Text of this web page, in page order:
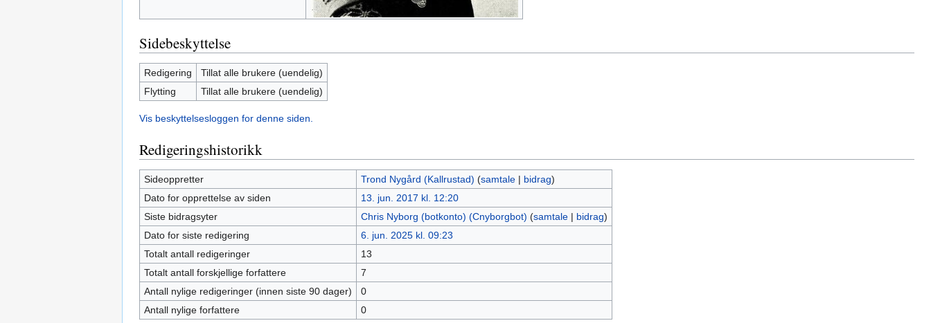
Sidebeskyttelse
Redigering
Tillat alle brukere (uendelig)
Flytting
Tillat alle brukere (uendelig)
Vis beskyttelsesloggen for denne siden.
Redigeringshistorikk
Sideoppretter Trond Nygård (Kallrustad) (samtale| bidrag)
Dato for opprettelse av siden
13. jun. 2017 kl. 12:20
Siste bidragsyter
Chris Nyborg (botkonto) (Cnyborgbot) (samtale| bidrag)
Dato for siste redigering
6. jun. 2025 kl. 09:23
Totalt antall redigeringer
13
Totalt antall forskjellige forfattere
7
Antall nylige redigeringer (innen siste 90 dager)
0
Antall nylige forfattere
0